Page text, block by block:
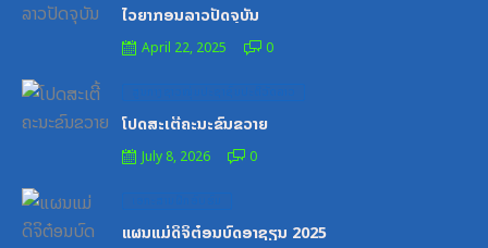
ໄວຍາກອນລາວປັດຈຸບັນ
April 22, 2025 0
ໂປດສະເຕີ້ຄະນະຂົນຂວາຍ
July 8, 2026 0
ແຜນແມ່ດິຈິຕ໋ອນບົດອາຊຽນ 2025